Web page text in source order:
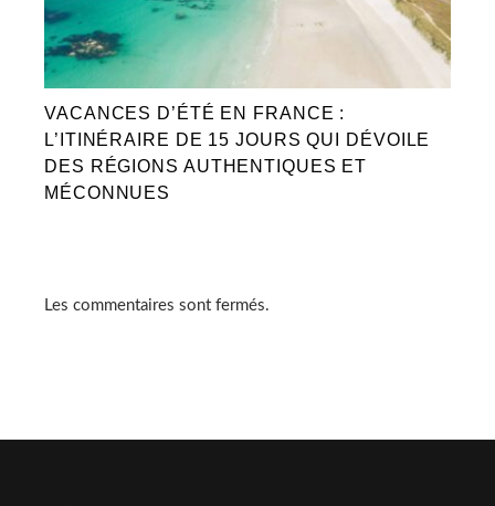
VACANCES D’ÉTÉ EN FRANCE :
L’ITINÉRAIRE DE 15 JOURS QUI DÉVOILE
DES RÉGIONS AUTHENTIQUES ET
MÉCONNUES
Les commentaires sont fermés.